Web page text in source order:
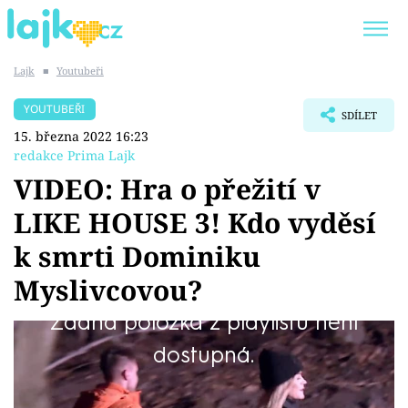
SHOPAHOLICADEL
Témata
Showbyznys
Youtubeři
Virály
Lajk ■ Youtubeři
YOUTUBEŘI
15. března 2022 16:23
redakce Prima Lajk
SDÍLET
VIDEO: Hra o přežití v
LIKE HOUSE 3! Kdo vyděsí
k smrti Dominiku
Myslivcovou?
Žádná položka z playlistu není
dostupná.
Influencery z populární reality show čeká
dneska zkouška odvahy. A Dominika
Myslivcová s Vojtou Medlenem v ní úplně